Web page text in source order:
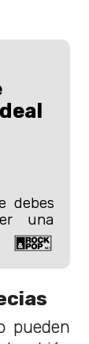
debes
una
pueden